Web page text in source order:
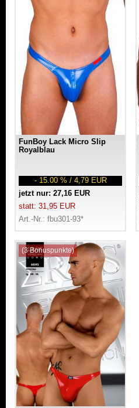
FunBoy Lack Micro Slip
Royalblau
- 15.00 % / 4,79 EUR
jetzt nur: 27,16 EUR
statt: 31,95 EUR
Art.-Nr.: fbu301-93*
(3 Bonuspunkte)